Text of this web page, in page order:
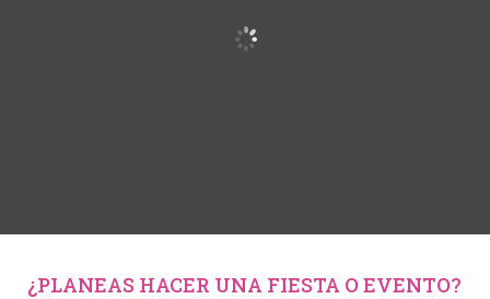
¿PLANEAS HACER UNA FIESTA O EVENTO?